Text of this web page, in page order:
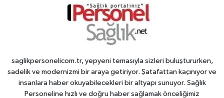
saglikpersonelicom.tr, yepyeni temasıyla sizleri buluştururken,
sadelik ve modernizmi bir araya getiriyor. Şatafattan kaçınıyor ve
insanlara haber okuyabilecekleri bir altyapı sunuyor. Sağlık
Personeline hızlı ve doğru haber sağlamak önceliğimiz